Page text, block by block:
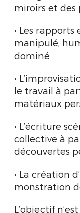
miroirs et des
• Les
manipulé,
dominé
•
le travail à
matériaux
• L’écriture
collective à
découvertes
• La création
monstration
L’objectif